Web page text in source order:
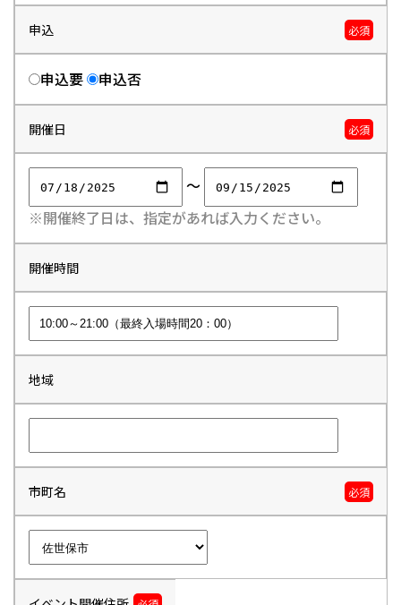
申込 必須
申込要 申込否
開催日 必須
～
※開催終了日は、指定があれば入力ください。
開催時間
地域
市町名 必須